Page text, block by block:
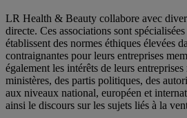
LR Health & Beauty collabore avec
directe. Ces associations sont
établissent des normes éthiques élevées
contraignantes pour leurs entreprises
également les intérêts de leurs entreprises
ministères, des partis politiques, des
aux niveaux national, européen et
ainsi le discours sur les sujets liés à la